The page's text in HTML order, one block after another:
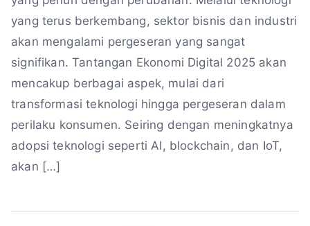
yang terus berkembang, sektor bisnis dan industri
akan mengalami pergeseran yang sangat
signifikan. Tantangan Ekonomi Digital 2025 akan
mencakup berbagai aspek, mulai dari
transformasi teknologi hingga pergeseran dalam
perilaku konsumen. Seiring dengan meningkatnya
adopsi teknologi seperti AI, blockchain, dan IoT,
akan […]